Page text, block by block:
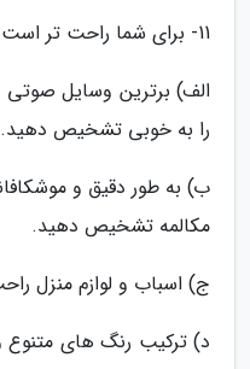
11- برای شما راحت تر است که ...
الف) برترین وسایل
را به خوبی تشخیص دهید.
ب) به طور دقیق و
مکالمه تشخیص دهید.
ج) اسباب و لوازم منزل
د) ترکیب رنگ های متنوع و